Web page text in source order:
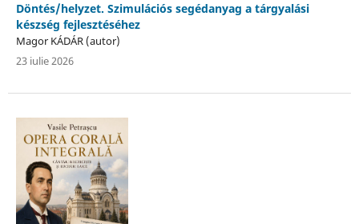
Döntés/helyzet. Szimulációs segédanyag a tárgyalási
készség fejlesztéséhez
Magor KÁDÁR (autor)
23 iulie 2026